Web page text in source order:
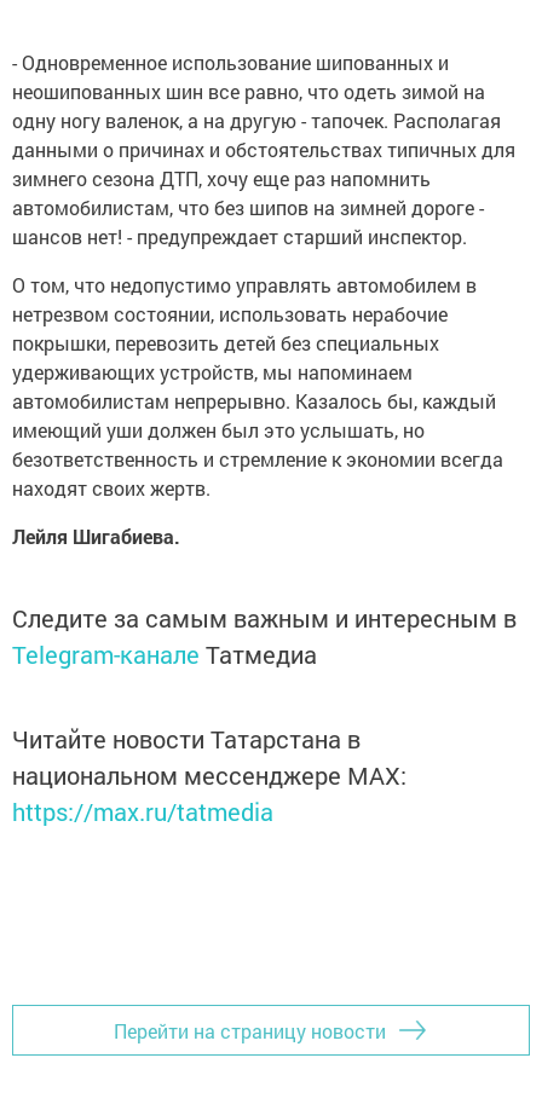
- Одновременное использование шипованных и
неошипованных шин все равно, что одеть зимой на
одну ногу валенок, а на другую - тапочек. Располагая
данными о причинах и обстоятельствах типичных для
зимнего сезона ДТП, хочу еще раз напомнить
автомобилистам, что без шипов на зимней дороге -
шансов нет! - предупреждает старший инспектор.
О том, что недопустимо управлять автомобилем в
нетрезвом состоянии, использовать нерабочие
покрышки, перевозить детей без специальных
удерживающих устройств, мы напоминаем
автомобилистам непрерывно. Казалось бы, каждый
имеющий уши должен был это услышать, но
безответственность и стремление к экономии всегда
находят своих жертв.
Лейля Шигабиева.
Следите за самым важным и интересным в
Telegram-канале Татмедиа
Читайте новости Татарстана в
национальном мессенджере MАХ:
https://max.ru/tatmedia
Перейти на страницу новости